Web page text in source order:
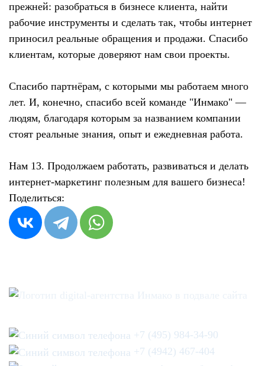
прежней: разобраться в бизнесе клиента, найти
рабочие инструменты и сделать так, чтобы интернет
приносил реальные обращения и продажи. Спасибо
клиентам, которые доверяют нам свои проекты.
Спасибо партнёрам, с которыми мы работаем много
лет. И, конечно, спасибо всей команде "Инмако" —
людям, благодаря которым за названием компании
стоят реальные знания, опыт и ежедневная работа.
Нам 13. Продолжаем работать, развиваться и делать
интернет-маркетинг полезным для вашего бизнеса!
Поделиться:
+7 (495) 984-34-90
+7 (4942) 467-404